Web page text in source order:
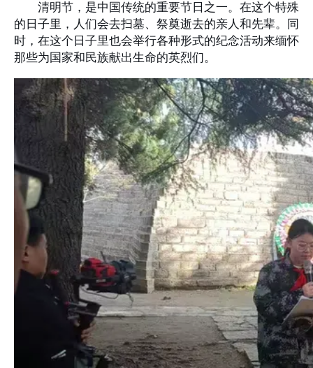
清明节，是中国传统的重要节日之一。在这个特殊
的日子里，人们会去扫墓、祭奠逝去的亲人和先辈。同
时，在这个日子里也会举行各种形式的纪念活动来缅怀
那些为国家和民族献出生命的英烈们。